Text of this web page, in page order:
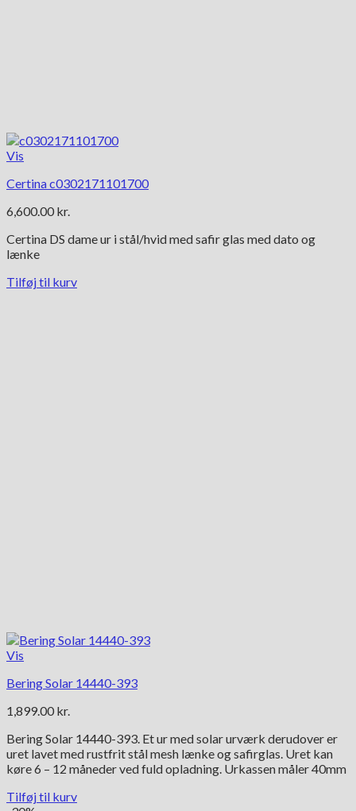
Vis
Certina c0302171101700
6,600.00 kr.
Certina DS dame ur i stål/hvid med safir glas med dato og
lænke
Tilføj til kurv
Vis
Bering Solar 14440-393
1,899.00 kr.
Bering Solar 14440-393. Et ur med solar urværk derudover er
uret lavet med rustfrit stål mesh lænke og safirglas. Uret kan
køre 6 – 12 måneder ved fuld opladning. Urkassen måler 40mm
Tilføj til kurv